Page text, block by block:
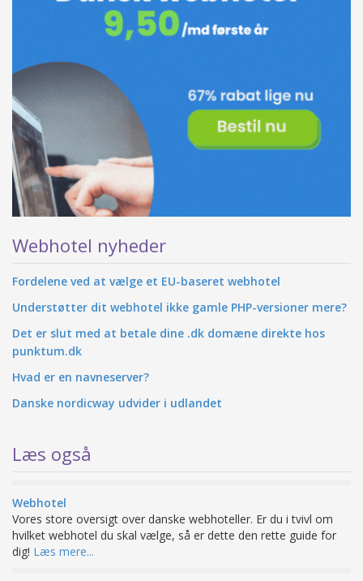
Webhotel nyheder
Fordelene ved at vælge et EU-baseret webhotel
Understøtter dit webhotel ikke gamle PHP-versioner mere?
Det er slut med at betale dine .dk domæne direkte hos
punktum.dk
Hvad er en navneserver?
Danske nordicway udvider i udlandet
Læs også
Webhotel
Vores store oversigt over danske webhoteller. Er du i tvivl om
hvilket webhotel du skal vælge, så er dette den rette guide for
dig! Læs mere...